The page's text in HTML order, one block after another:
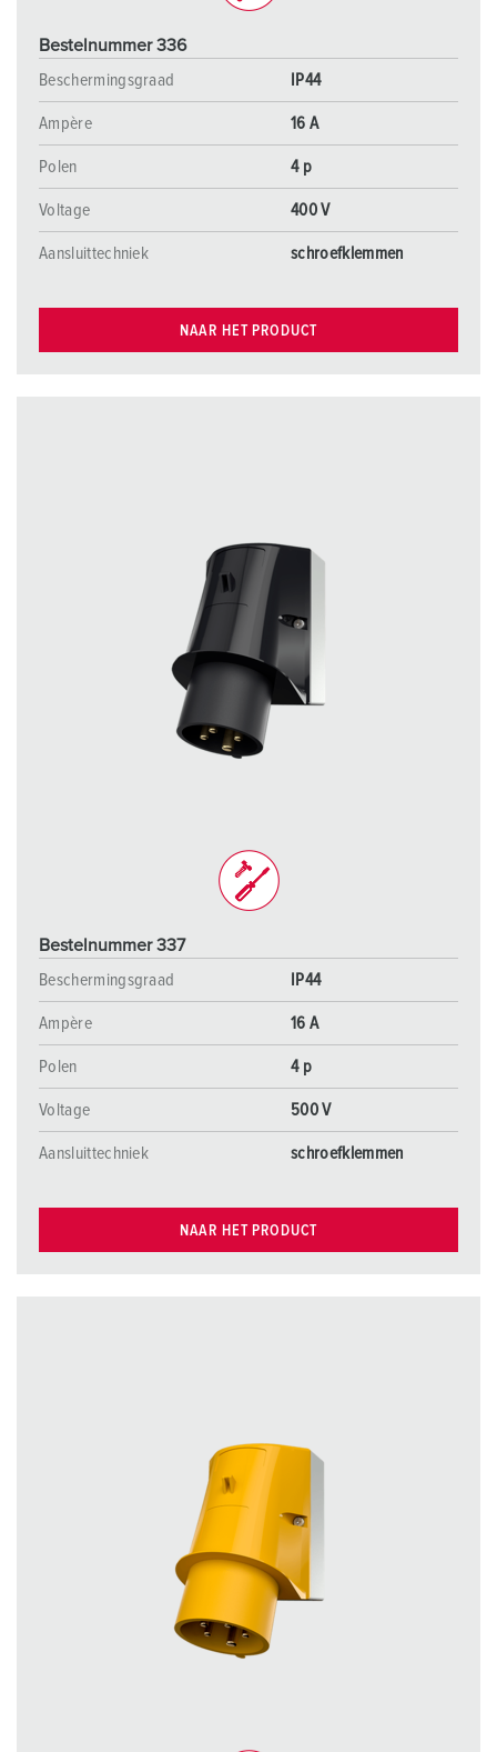
Bestelnummer 336
Beschermingsgraad
IP44
Ampère 16 A
Polen 4 p
Voltage 400 V
Aansluittechniek schroefklemmen
NAAR HET PRODUCT
Bestelnummer 337
Beschermingsgraad
IP44
Ampère 16 A
Polen 4 p
Voltage 500 V
Aansluittechniek schroefklemmen
NAAR HET PRODUCT